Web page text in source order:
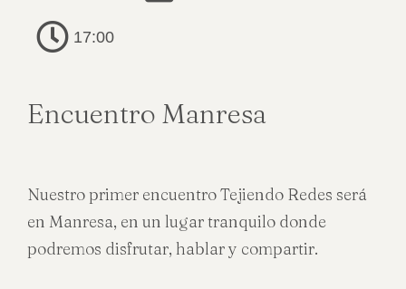
17:00
Encuentro Manresa
Nuestro primer encuentro Tejiendo Redes será
en Manresa, en un lugar tranquilo donde
podremos disfrutar, hablar y compartir.